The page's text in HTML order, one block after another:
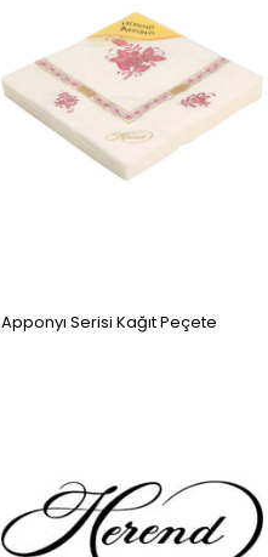
Apponyı Serisi Kağıt Peçete